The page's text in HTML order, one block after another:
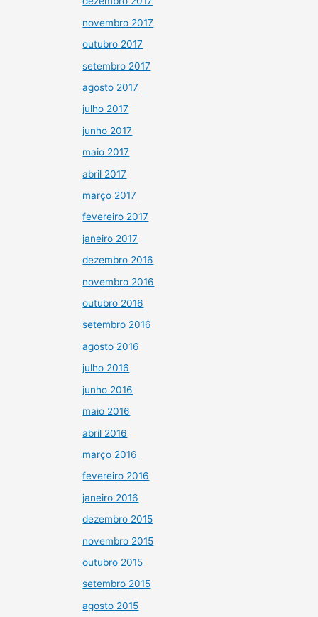
novembro 2017
outubro 2017
setembro 2017
agosto 2017
julho 2017
junho 2017
maio 2017
abril 2017
março 2017
fevereiro 2017
janeiro 2017
dezembro 2016
novembro 2016
outubro 2016
setembro 2016
agosto 2016
julho 2016
junho 2016
maio 2016
abril 2016
março 2016
fevereiro 2016
janeiro 2016
dezembro 2015
novembro 2015
outubro 2015
setembro 2015
agosto 2015